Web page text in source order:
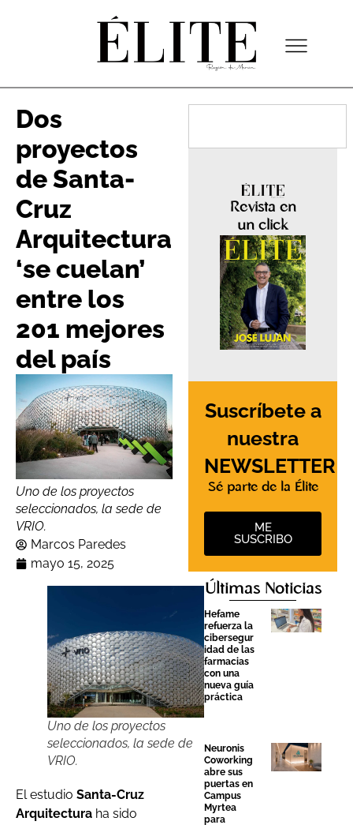
Dos
proyectos
de Santa-
Cruz
Arquitectura
‘se cuelan’
entre los
201 mejores
del país
Uno de los proyectos
seleccionados, la sede de
VRIO.
Marcos Paredes
mayo 15, 2025
Uno de los proyectos
seleccionados, la sede de
VRIO.
El estudio Santa-Cruz
Arquitectura ha sido
Revista en
un click
Suscríbete a
nuestra
NEWSLETTER
Sé parte de la Élite
ME
SUSCRIBO
Últimas Noticias
Hefame
refuerza la
cibersegur
idad de las
farmacias
con una
nueva guía
práctica
Neuronis
Coworking
abre sus
puertas en
Campus
Myrtea
para